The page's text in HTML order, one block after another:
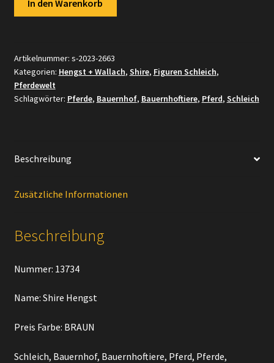
Hengst
Menge
In den Warenkorb
Artikelnummer: s-2023-2663
Kategorien: Hengst + Wallach, Shire, Figuren Schleich,
Pferdewelt
Schlagwörter: Pferde, Bauernhof, Bauernhoftiere, Pferd, Schleich
Beschreibung
Zusätzliche Informationen
Beschreibung
Nummer: 13734
Name: Shire Hengst
Preis Farbe: BRAUN
Schleich, Bauernhof, Bauernhoftiere, Pferd, Pferde,